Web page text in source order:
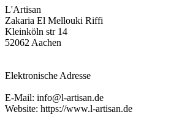
L'Artisan
Zakaria El Mellouki Riffi
Kleinköln str 14
52062 Aachen
Elektronische Adresse
E-Mail: info@l-artisan.de
Website: https://www.l-artisan.de